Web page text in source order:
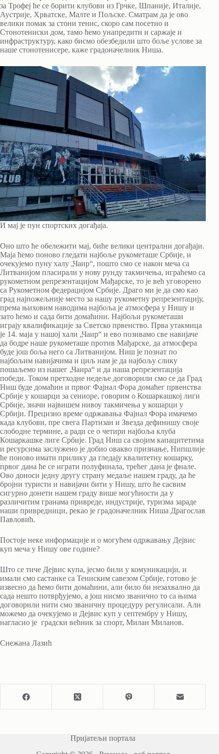
за Трофеј ће се борити клубови из Грчке, Шпаније, Италије,
Аустрије, Хрватске, Малте и Пољске. Сматрам да је ово
велики помак за стони тенис, скоро сам посетио и
Стонотениски дом, тамо ћемо унапредити и саржаје и
инфраструктуру, како бисмо обезбедили што боље услове за
наше стонотенисере, каже градоначелник Ниша.
И мај је пун спортских догађаја.
Оно што ће обележити мај, биће велики централни догађаји.
Маја ћемо поново гледати најбоље рукометаше Србије, и
очекујемо пуну халу „Чаир“, пошто смо се након меча са
Литванијом пласирали у нову рунду такмичења, играћемо са
рукометном репрезентацијом Мађарске, то је већ уговорено
са Рукометном федерацијом Србије. Драго ми је да смо као
град најпожељније место за нашу рукометну репрезентацију,
према њиховим наводима најбоља је атмосфера у Нишу и
зато ћемо и сада бити домаћини. Најбољи рукометаши
играју квалификације за Светско првенство. Прва утакмица
је 14. маја у нашој хали „Чаир“ и ево позивамо све навијаче
да бодре наше рукометаше против Мађарске, да атмосфера
буде још боља него са Литванијом. Ниш је познат по
најбољим навијачима и циљ нам је да најбољу слику
пошаљемо из нашег „Чаира“ и да наша репрезентација
победи. Током претходне недеље договорили смо се да Град
Ниш буде домаћин и првог Фајнал Фора домаћег првенства
Србије у кошарци за сениоре, говорим о Кошаркашкој лиги
Србије, значи највишем нивоу такмичења у кошарци у
Србији. Прецизно време одржавања Фајнал Фора имачемо
када клубови, пре свега Партизан и Звезда дефинишу своје
слободне термине, а ради се о четири најбоља клуба
Кошаркашке лиге Србије. Град Ниш са својим капацитетима
и ресурсима заслужено је добио овакво признање, Нипшлије
ће поново имати прилику да гледају квалитетну кошарку,
првог дана ће се играти полуфинала, трећег дана је фнале.
Ово доноси једну другу страну медаље нашем граду, да ће
бројни туристи и навијачи бити у Нишу, што ће сасвим
сигурно донети нашем граду више могућности да у
различитим гранама привреде, индустрије, туризма зараде
наши привредници, рекао је градоначелник Ниша Драгослав
Павловић.
Постоје неке информације и о могућем одржавању Дејвис
куп меча у Нишу ове године?
Што се тиче Дејвис купа, јесмо били у комуникацији, и
имали смо састанке са Тениским савезом Србије, готово је
извесно да ћемо бити домаћини, али било би незахвално да
сада нешто потврђујемо, а још нисмо званично то са њима
договорили нити смо званичну процедуру регулисали. Али
можемо да очекујемо и Дејвис куп у септембру у Нишу,
нагласио је градски већник за спорт, Милан Миланов.
Снежана Лазић
Пријатељи портала